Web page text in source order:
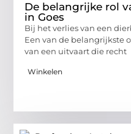
De belangrijke rol
in Goes
Bij het verlies van een
Een van de belangrijkste
van een uitvaart die recht
Winkelen